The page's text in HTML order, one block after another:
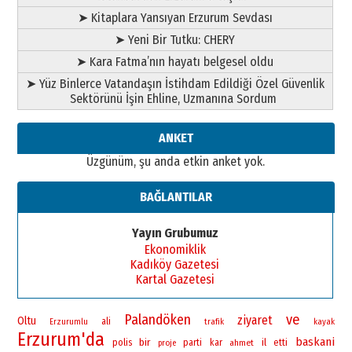
bir vizyon proje daha!
02 Ağustos 2026 Pazar
➤ Kitaplara Yansıyan Erzurum Sevdası
➤ Yeni Bir Tutku: CHERY
➤ Kara Fatma’nın hayatı belgesel oldu
➤ Yüz Binlerce Vatandaşın İstihdam Edildiği Özel Güvenlik
Sektörünü İşin Ehline, Uzmanına Sordum
ANKET
Üzgünüm, şu anda etkin anket yok.
BAĞLANTILAR
Yayın Grubumuz
Ekonomiklik
Kadıköy Gazetesi
Kartal Gazetesi
Oltu Erzurumlu ali Palandöken trafik ziyaret ve kayak
Erzurum'da polis bir proje parti kar ahmet il etti baskani